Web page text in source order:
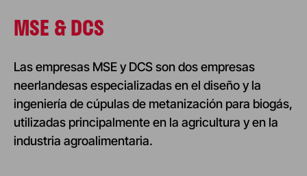
MSE & DCS
Las empresas MSE y DCS son dos empresas
neerlandesas especializadas en el diseño y la
ingeniería de cúpulas de metanización para biogás,
utilizadas principalmente en la agricultura y en la
industria agroalimentaria.